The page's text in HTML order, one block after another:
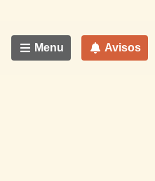
Menu Avisos